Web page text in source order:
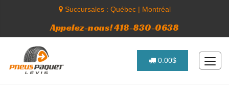
Succursales : Québec| Montréal
Appelez-nous! 418-830-0638
0.00$